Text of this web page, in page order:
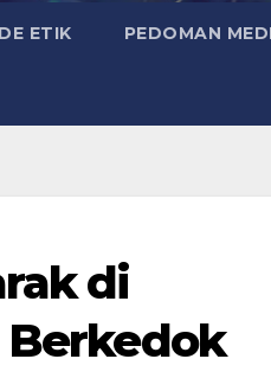
ETIK PEDOMAN
di
Berkedok